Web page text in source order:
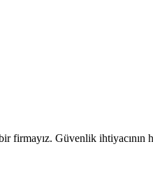
Güvenlik ihtiyacının